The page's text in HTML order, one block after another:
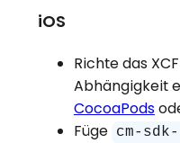
iOS
Richte das
Abhängigkeit
CocoaPods
Füge cm-